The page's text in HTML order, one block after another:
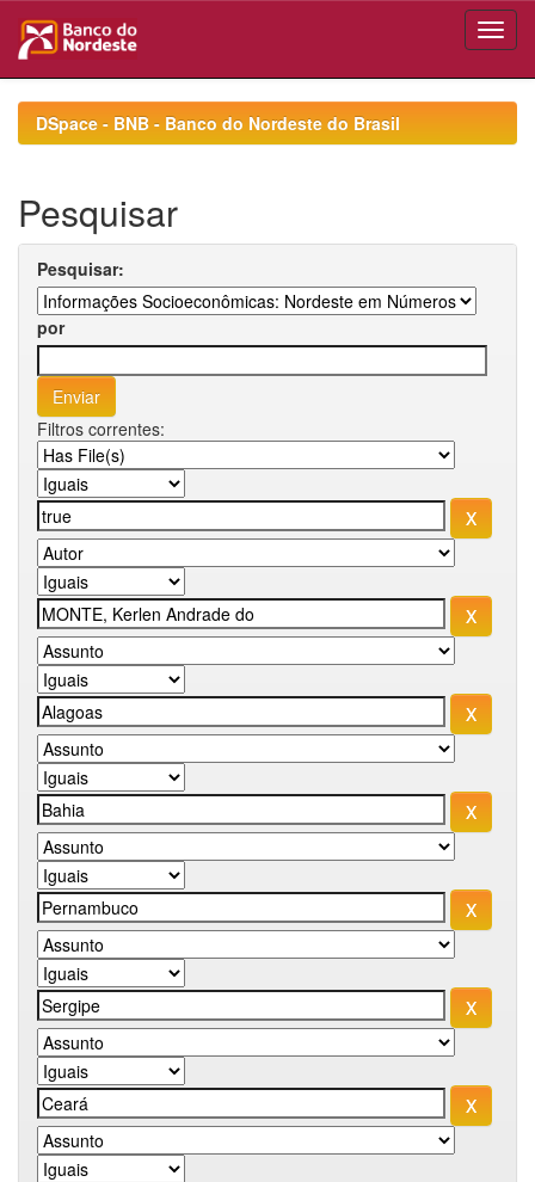
navigationDSpace - BNB - Banco do Nordeste do Brasil
Pesquisar
Pesquisar:
por
Filtros correntes: